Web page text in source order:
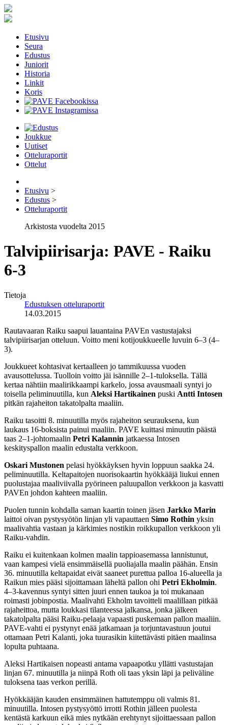
Etusivu
Seura
Edustus
Juniorit
Historia
Linkit
Koris
Joukkue
Uutiset
Otteluraportit
Ottelut
Etusivu >
Edustus >
Otteluraportit
Arkistosta vuodelta 2015
Talvipiirisarja: PAVE - Raiku
6-3
Tietoja
Edustuksen otteluraportit
14.03.2015
Rautavaaran Raiku saapui lauantaina PAVEn vastustajaksi
talvipiirisarjan otteluun. Voitto meni kotijoukkueelle luvuin 6–3 (4–
3).
Joukkueet kohtasivat kertaalleen jo tammikuussa vuoden
avausottelussa. Tuolloin voitto jäi isännille 2–1-tuloksella. Tällä
kertaa nähtiin maalirikkaampi karkelo, jossa avausmaali syntyi jo
toisella peliminuutilla, kun Aleksi Hartikainen puski Antti Intosen
pitkän rajaheiton takatolpalta maaliin.
Raiku tasoitti 8. minuutilla myös rajaheiton seurauksena, kun
laukaus 16-boksista painui maaliin. PAVE kuittasi minuutin päästä
taas 2–1-johtomaalin Petri Kalannin jatkaessa Intosen
keskityspallon maalin edustalta verkkoon.
Oskari Mustonen pelasi hyökkäyksen hyvin loppuun saakka 24.
peliminuutilla. Keltapaitojen nuorisokaartin hyökkääjä liukui ennen
puolustajaa maaliviivalla pyörineen paluupallon verkkoon ja kasvatti
PAVEn johdon kahteen maaliin.
Puolen tunnin kohdalla saman kaartin toinen jäsen Jarkko Marin
laittoi oivan pystysyötön linjan yli vapauttaen Simo Rothin yksin
maalivahtia vastaan ja kärkimies nostikin roikkupallon verkkoon yli
Raiku-vahdin.
Raiku ei kuitenkaan kolmen maalin tappioasemassa lannistunut,
vaan kampesi vielä ensimmäisellä puoliajalla maalin päähän. Ensin
36. minuutilla keltapaidat eivät saaneet purettua palloa 16-alueella ja
Raikun mies pääsi sijoittamaan läheltä pallon ohi Petri Ekholmin.
4–3-kavennus syntyi sitten juuri ennen taukoa ja toi mukanaan
roimasti jobinpostia. Maalivahti Ekholm tavoitteli maalillaan pitkää
rajaheittoa, mutta loukkasi tilanteessa jalkansa, jonka jälkeen
takatolpalta pääsi Raiku-pelaaja vapaasti puskemaan pallon maaliin.
PAVE-vahti ei pystynyt enää jatkamaan ja torjuntavastuun joutui
ottamaan Petri Kalanti, joka tuurasikin kiitettävästi pitäen maalinsa
lopulta puhtaana.
Aleksi Hartikaisen nopeasti antama vapaapotku yllätti vastustajan
linjan 67. minuutilla ja niinpä Roth oli taas yksin läpi ja peliväline
tuloksena taas verkon perillä.
Hyökkääjän kauden ensimmäinen hattutemppu oli valmis 81.
minuutilla. Intosen pystysyöttö irrotti Rothin jälleen puolesta
kentästä karkuun eikä mies nytkään erehtynyt sijoittaessaan pallon